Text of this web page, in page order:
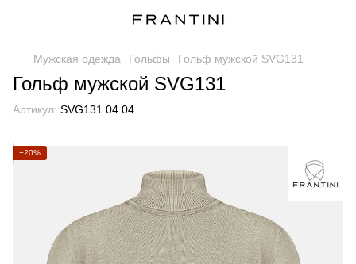
Мужская одежда Гольфы Гольф мужской SVG131
Гольф мужской SVG131
Артикул: SVG131.04.04
−20%